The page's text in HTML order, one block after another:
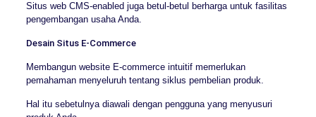
Situs web CMS-enabled juga betul-betul berharga untuk fasilitas
pengembangan usaha Anda.
Desain Situs E-Commerce
Membangun website E-commerce intuitif memerlukan
pemahaman menyeluruh tentang siklus pembelian produk.
Hal itu sebetulnya diawali dengan pengguna yang menyusuri